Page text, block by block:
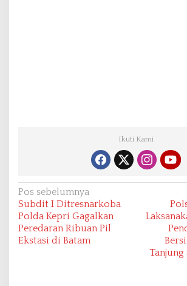
Ikuti Kami
N
a
v
i
Pos sebelumnya
Subdit I Ditresnarkoba
Polda Kepri Gagalkan
Peredaran Ribuan Pil
Ekstasi di Batam
Tanjung